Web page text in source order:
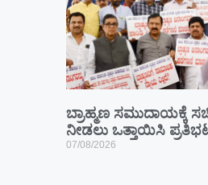
ಬ್ರಾಹ್ಮಣ ಸಮುದಾಯಕ್ಕೆ
ನೀಡಲು ಒತ್ತಾಯಿಸಿ
07/08/2026